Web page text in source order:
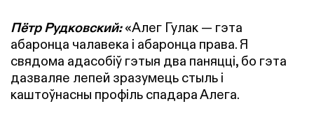
Пётр Рудковский:«Алег Гулак — гэта
абаронца чалавека і абаронца права. Я
свядома адасобіў гэтыя два паняцці, бо гэта
дазваляе лепей зразумець стыль і
каштоўнасны профіль спадара Алега.